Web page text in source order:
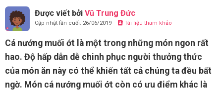
Được viết bởi Vũ Trung Đức
Cập nhật lần cuối: 26/06/2019 Tài liệu tham khảo
Cá nướng muối ớt là một trong những món ngon rất
hao. Độ hấp dẫn dễ chinh phục người thưởng thức
của món ăn này có thể khiến tất cả chúng ta đều bất
ngờ. Món cá nướng muối ớt còn có ưu điểm khác là